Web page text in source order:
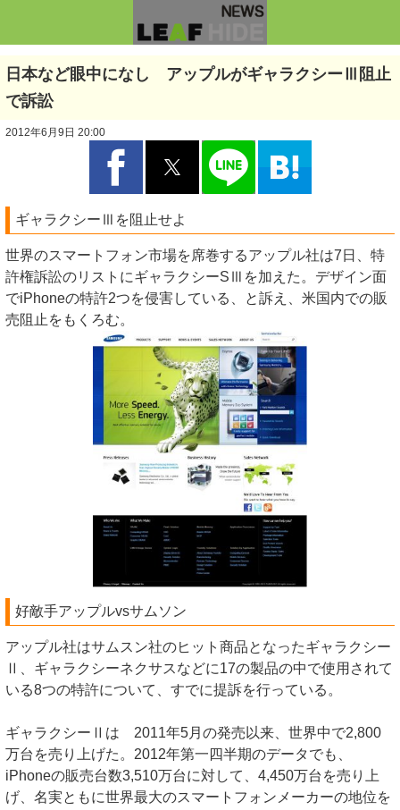
日本など眼中になし アップルがギャラクシーⅢ阻止
で訴訟
2012年6月9日 20:00
ギャラクシーⅢを阻止せよ
世界のスマートフォン市場を席巻するアップル社は7日、特
許権訴訟のリストにギャラクシーSⅢを加えた。デザイン面
でiPhoneの特許2つを侵害している、と訴え、米国内での販
売阻止をもくろむ。
好敵手アップルvsサムソン
アップル社はサムスン社のヒット商品となったギャラクシー
Ⅱ、ギャラクシーネクサスなどに17の製品の中で使用されて
いる8つの特許について、すでに提訴を行っている。
ギャラクシーⅡは 2011年5月の発売以来、世界中で2,800
万台を売り上げた。2012年第一四半期のデータでも、
iPhoneの販売台数3,510万台に対して、4,450万台を売り上
げ、名実ともに世界最大のスマートフォンメーカーの地位を